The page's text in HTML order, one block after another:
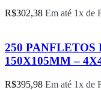
R$302,38 Em até 1x de
250 PANFLETOS
150X105MM –
R$395,98 Em até 1x de